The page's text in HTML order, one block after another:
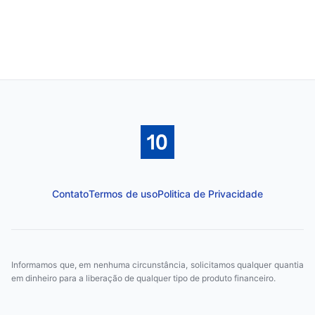
ContatoTermos de usoPolitica de Privacidade
Informamos que, em nenhuma circunstância, solicitamos qualquer quantia
em dinheiro para a liberação de qualquer tipo de produto financeiro.